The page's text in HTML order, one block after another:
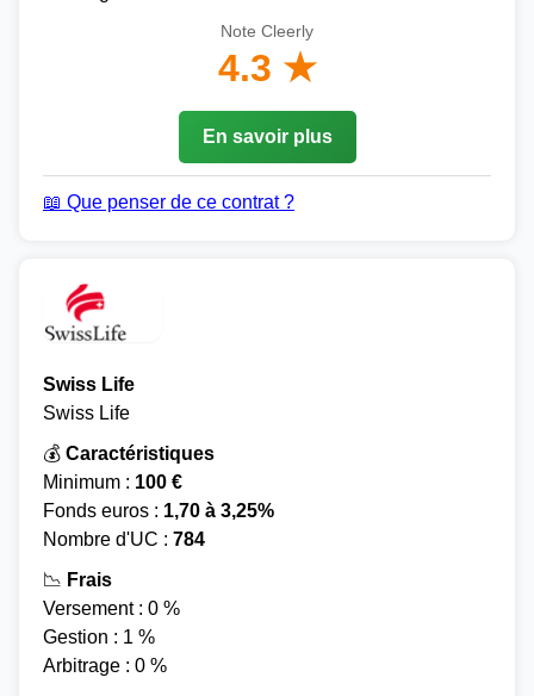
Note Cleerly
4.3 ★
En savoir plus
📖 Que penser de ce contrat ?
Swiss Life
Swiss Life
💰 Caractéristiques
Minimum : 100 €
Fonds euros : 1,70 à 3,25%
Nombre d'UC : 784
📉 Frais
Versement : 0 %
Gestion : 1 %
Arbitrage : 0 %